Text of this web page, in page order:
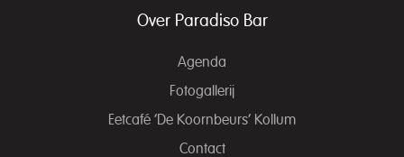
Over Paradiso Bar
Agenda
Fotogallerij
Eetcafé ‘De Koornbeurs’ Kollum
Contact